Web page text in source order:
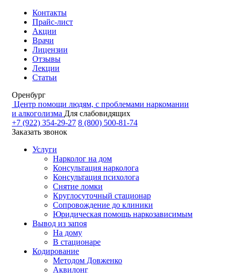
Контакты
Прайс-лист
Акции
Врачи
Лицензии
Отзывы
Лекции
Статьи
Оренбург
Центр помощи людям, с проблемами наркомании
и алкоголизма Для слабовидящих
+7 (922) 354-29-27 8 (800) 500-81-74
Заказать звонок
Услуги
Нарколог на дом
Консультация нарколога
Консультация психолога
Снятие ломки
Круглосуточный стационар
Сопровождение до клиники
Юридическая помощь наркозависимым
Вывод из запоя
На дому
В стационаре
Кодирование
Методом Довженко
Аквилонг